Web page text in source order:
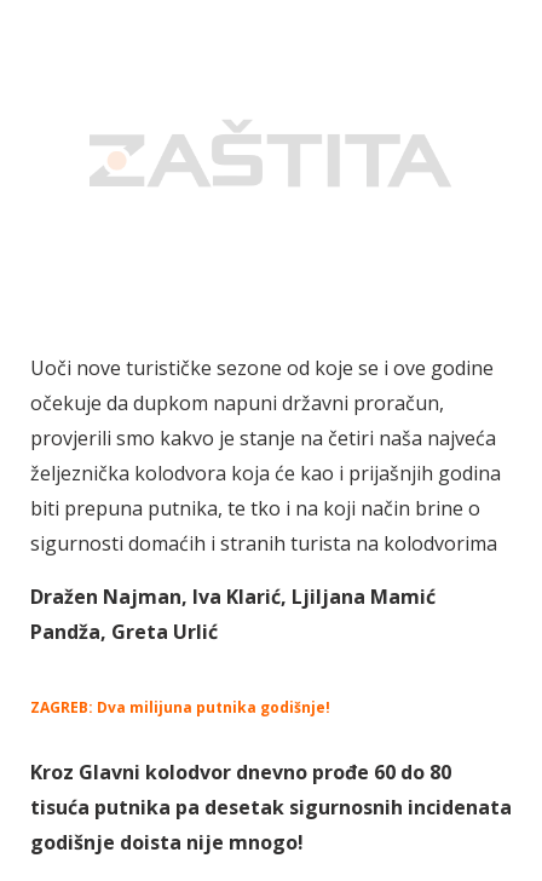
Uoči nove turističke sezone od koje se i ove godine
očekuje da dupkom napuni državni proračun,
provjerili smo kakvo je stanje na četiri naša najveća
željeznička kolodvora koja će kao i prijašnjih godina
biti prepuna putnika, te tko i na koji način brine o
sigurnosti domaćih i stranih turista na kolodvorima
Dražen Najman, Iva Klarić, Ljiljana Mamić
Pandža, Greta Urlić
ZAGREB: Dva milijuna putnika godišnje!
Kroz Glavni kolodvor dnevno prođe 60 do 80
tisuća putnika pa desetak sigurnosnih incidenata
godišnje doista nije mnogo!